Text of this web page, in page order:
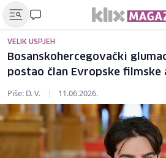
VELIK USPJEH
Bosanskohercegovački
postao član Evropske filmske
Piše: D. V. | 11.06.2026.